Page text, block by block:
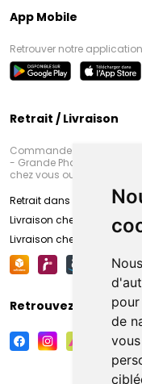
de
App Mobile
Retrouver notre
Retrait / Livraison
Commandez en ligne et
- Grande Pharmacie
chez vous ou en point retrait
Retrait dans la pharmacie
Livraison chez vous
Livraison chez votre
Retrouvez-nous sur